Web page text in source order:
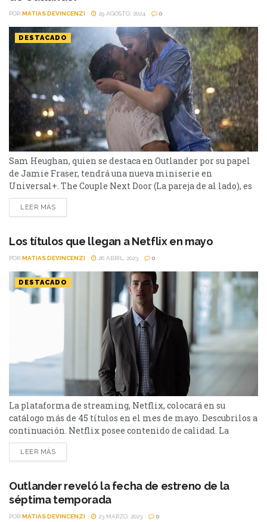
POR MATIAS DEVINCENZI 29 AGOSTO, 2024 0
DESTACADO
Sam Heughan, quien se destaca en Outlander por su papel
de Jamie Fraser, tendrá una nueva miniserie en
Universal+. The Couple Next Door (La pareja de al lado), es
una serie exclusiva de Universal+ que llega el 3 de
septiembre. La misma es un apasionante thriller erótico
Allison (Marcella) y protagonizado por Sam
Heughan (Outlander), Eleanor Tomlison (One Day), Alfred
Enoch (How to Get Away with Murder) y Jessica De...
LEER MÁS
Los títulos que llegan a Netflix en mayo
POR MATIAS DEVINCENZI 26 ABRIL, 2023 0
DESTACADO
La plataforma de streaming, Netflix, colocará en su
catálogo más de 45 títulos en el mes de mayo. Descubrilos a
continuación. Netflix posee contenido de calidad. La
plataforma de streaming, colocará más de 45 títulos en el
mes de mayo. Entre las series se destacan: Outlander:
Mientras que entre las películas...
LEER MÁS
Outlander reveló la fecha de estreno de la
séptima temporada
POR MATIAS DEVINCENZI 23 MARZO, 2023 0